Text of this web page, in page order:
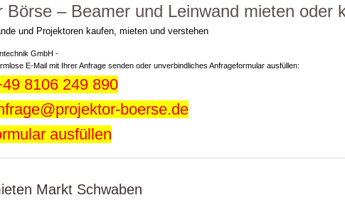
Börse – Beamer und Leinwand mieten oder
und Projektoren kaufen, mieten und verstehen
GmbH -
E-Mail mit Ihrer Anfrage senden oder unverbindliches Anfrageformular ausfüllen:
8106 249 890
boerse.de
ausfüllen
Markt Schwaben